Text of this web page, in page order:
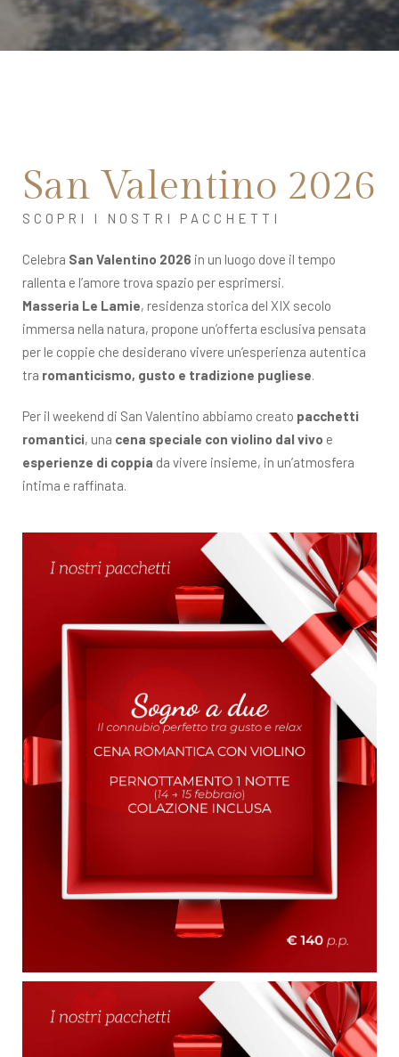
San Valentino 2026
SCOPRI I NOSTRI PACCHETTI
Celebra San Valentino 2026 in un luogo dove il tempo
rallenta e l’amore trova spazio per esprimersi.
Masseria Le Lamie, residenza storica del XIX secolo
immersa nella natura, propone un’offerta esclusiva pensata
per le coppie che desiderano vivere un’esperienza autentica
tra romanticismo, gusto e tradizione pugliese.
Per il weekend di San Valentino abbiamo creato pacchetti
romantici, una cena speciale con violino dal vivo e
esperienze di coppia da vivere insieme, in un’atmosfera
intima e raffinata.